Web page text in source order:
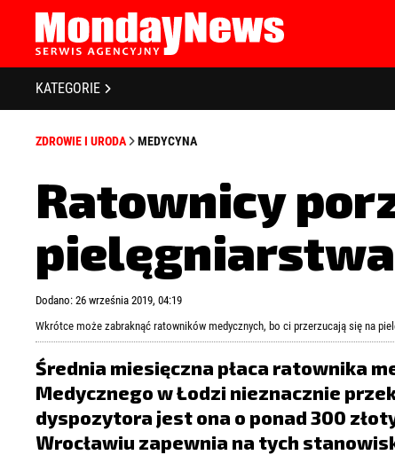
STRONA GŁÓWNA
O NAS
POLITYKA PRYWATNOŚCI
KONTAKT
KATEGORIE
BIZNES I GOSPODARKA
BANKOWOŚĆ I FINANSE
SPOŁECZEŃSTWO
EDUKACJA
MEDIA
ZDROWIE I URODA
KULTURA
LIFESTYLE
OPINIE I KOMENTARZE
ZDROWIE I URODA MEDYCYNA
Ratownicy
Dodano: 26 września 2019, 04:19
Wkrótce może zabraknąć ratowników medycznych, bo ci przerzucają się na
Średnia miesięczna płaca ratownika
Medycznego w Łodzi nieznacznie
dyspozytora jest ona o ponad 300
Wrocławiu zapewnia na tych